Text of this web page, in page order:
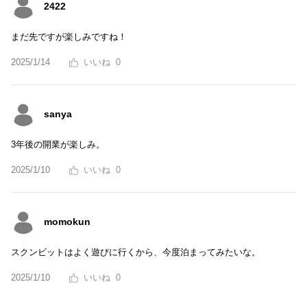
2422
まだ先ですが楽しみですね！
2025/1/14 0
sanya
3年後の開業が楽しみ。
2025/1/10 0
momokun
スクンビットはよく遊びに行くから、今度泊まってみたいな。
2025/1/10 0